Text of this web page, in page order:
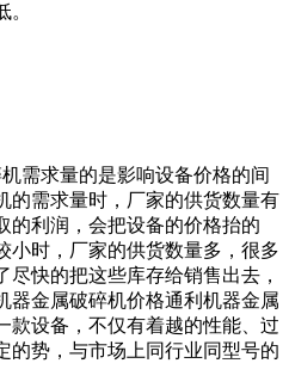
需求量的是影响设备价格的间
的需求量时，厂家的供货数量有
的利润，会把设备的价格抬的
小时，厂家的供货数量多，很多
快的把这些库存给销售出去，
器金属破碎机价格通利机器金属
款设备，不仅有着越的性能、过
的势，与市场上同行业同型号的